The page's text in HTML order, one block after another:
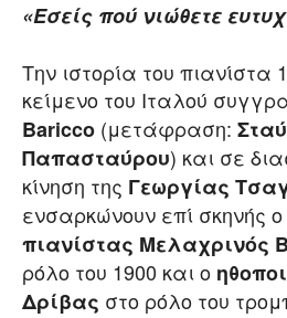
«Εσείς πού νιώθετε
Την ιστορία του πιανίστα
κείμενο του Ιταλού
Baricco (μετάφραση:
Παπασταύρου) και σε
κίνηση της Γεωργίας
ενσαρκώνουν επί σκηνής ο
πιανίστας Μελαχρινός
ρόλο του 1900 και ο
Δρίβας στο ρόλο του